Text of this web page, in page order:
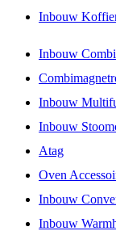
Inbouw
Inbouw
Inbouw
Inbouw
Atag
Oven
Inbouw
Inbouw